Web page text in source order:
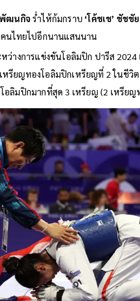
พัฒนกิจ ร่ำไห้ก้มกราบ ‘โค้ชเช’ ชัชชั
คนไทยไปอีกนานแสนนาน
างการแข่งขันโอลิมปิก ปารีส 2024
หรียญทองโอลิมปิกเหรียญที่ 2 ในชีวิต
ลิมปิกมากที่สุด 3 เหรียญ (2 เหรียญ